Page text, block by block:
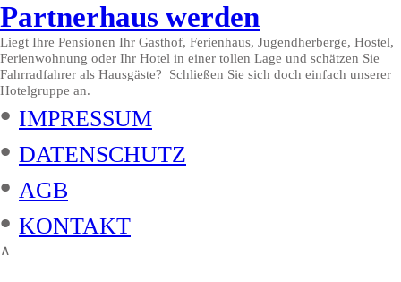
Partnerhaus werden
Liegt Ihre Pensionen Ihr Gasthof, Ferienhaus, Jugendherberge, Hostel,
Ferienwohnung oder Ihr Hotel in einer tollen Lage und schätzen Sie
Fahrradfahrer als Hausgäste? Schließen Sie sich doch einfach unserer
Hotelgruppe an.
• IMPRESSUM
• DATENSCHUTZ
• AGB
• KONTAKT
∧